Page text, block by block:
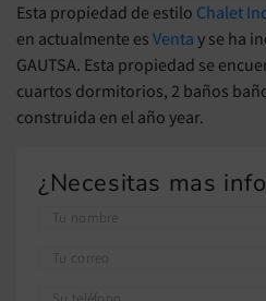
Esta propiedad de estilo Chalet
en actualmente es Venta y se ha
GAUTSA. Esta propiedad se
сuartos dormitorios, 2 baños
construida en el año year.
¿Necesitas mas